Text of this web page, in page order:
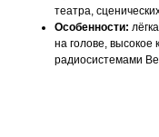
театра,
Особенности:
на голове, высокое
радиосистемами